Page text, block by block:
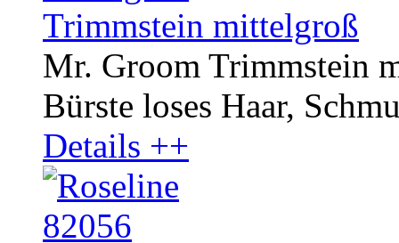
Trimmstein mittelgroß
Mr. Groom Trimmstein
Bürste loses Haar,
Details ++